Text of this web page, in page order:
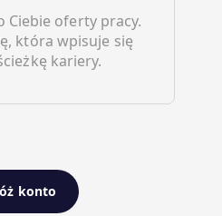
Ciebie oferty pracy.
która wpisuje się
kariery.
konto